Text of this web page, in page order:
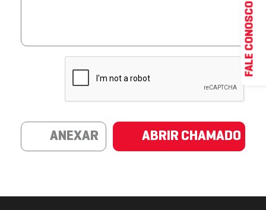
ABRIR CHAMADO
ANEXAR
FALE CONOSCO